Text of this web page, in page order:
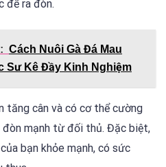
để ra đòn.
Cách Nuôi Gà Đá Mau
Sư Kê Đầy Kinh Nghiệm
tăng cân và có cơ thể cường
mạnh từ đối thủ. Đặc biệt,
bạn khỏe mạnh, có sức